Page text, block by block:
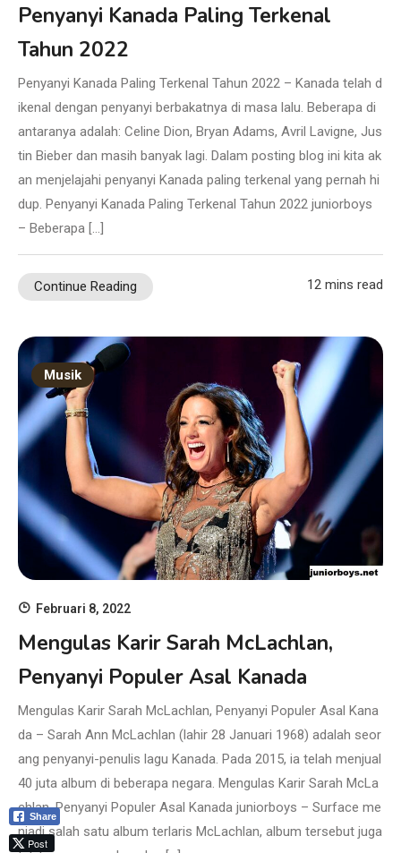
Penyanyi Kanada Paling Terkenal
Tahun 2022
Penyanyi Kanada Paling Terkenal Tahun 2022 – Kanada telah d
ikenal dengan penyanyi berbakatnya di masa lalu. Beberapa di
antaranya adalah: Celine Dion, Bryan Adams, Avril Lavigne, Jus
tin Bieber dan masih banyak lagi. Dalam posting blog ini kita ak
an menjelajahi penyanyi Kanada paling terkenal yang pernah hi
dup. Penyanyi Kanada Paling Terkenal Tahun 2022 juniorboys
– Beberapa […]
Continue Reading 12 mins read
Musik
Februari 8, 2022
Mengulas Karir Sarah McLachlan,
Penyanyi Populer Asal Kanada
Mengulas Karir Sarah McLachlan, Penyanyi Populer Asal Kana
da – Sarah Ann McLachlan (lahir 28 Januari 1968) adalah seor
ang penyanyi-penulis lagu Kanada. Pada 2015, ia telah menjual
40 juta album di beberapa negara. Mengulas Karir Sarah McLa
chlan, Penyanyi Populer Asal Kanada juniorboys – Surface me
njadi salah satu album terlaris McLachlan, album tersebut juga
Share
Post